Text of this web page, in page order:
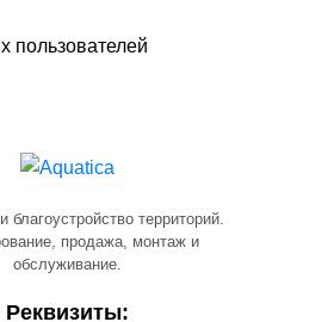
пользователей
благоустройство территорий.
продажа, монтаж и
обслуживание.
Реквизиты: